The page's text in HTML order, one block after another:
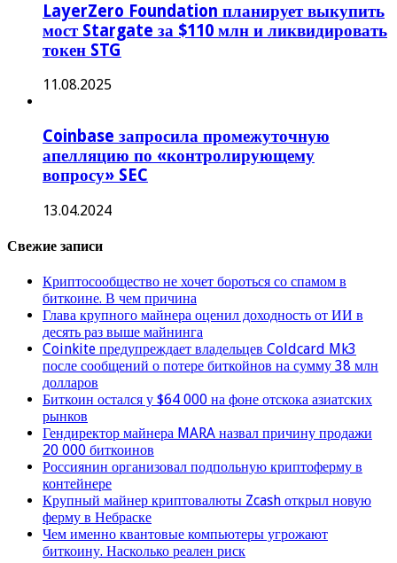
LayerZero Foundation планирует выкупить
мост Stargate за $110 млн и ликвидировать
токен STG
11.08.2025
Coinbase запросила промежуточную
апелляцию по «контролирующему
вопросу» SEC
13.04.2024
Свежие записи
Криптосообщество не хочет бороться со спамом в
биткоине. В чем причина
Глава крупного майнера оценил доходность от ИИ в
десять раз выше майнинга
Coinkite предупреждает владельцев Coldcard Mk3
после сообщений о потере биткойнов на сумму 38 млн
долларов
Биткоин остался у $64 000 на фоне отскока азиатских
рынков
Гендиректор майнера MARA назвал причину продажи
20 000 биткоинов
Россиянин организовал подпольную криптоферму в
контейнере
Крупный майнер криптовалюты Zcash открыл новую
ферму в Небраске
Чем именно квантовые компьютеры угрожают
биткоину. Насколько реален риск